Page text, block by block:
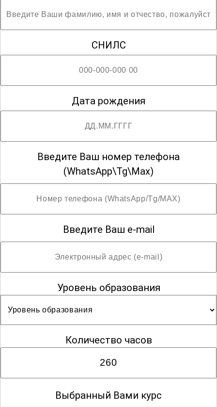
Благодарим за сотрудничество!
СНИЛС
Дата рождения
Введите Ваш номер телефона
(WhatsApp\Tg\Max)
Введите Ваш e-mail
Уровень образования
Количество часов
Выбранный Вами курс